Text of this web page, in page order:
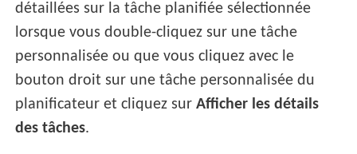
détaillées sur la tâche planifiée sélectionnée
lorsque vous double-cliquez sur une tâche
personnalisée ou que vous cliquez avec le
bouton droit sur une tâche personnalisée du
planificateur et cliquez surAfficher les détails
des tâches.